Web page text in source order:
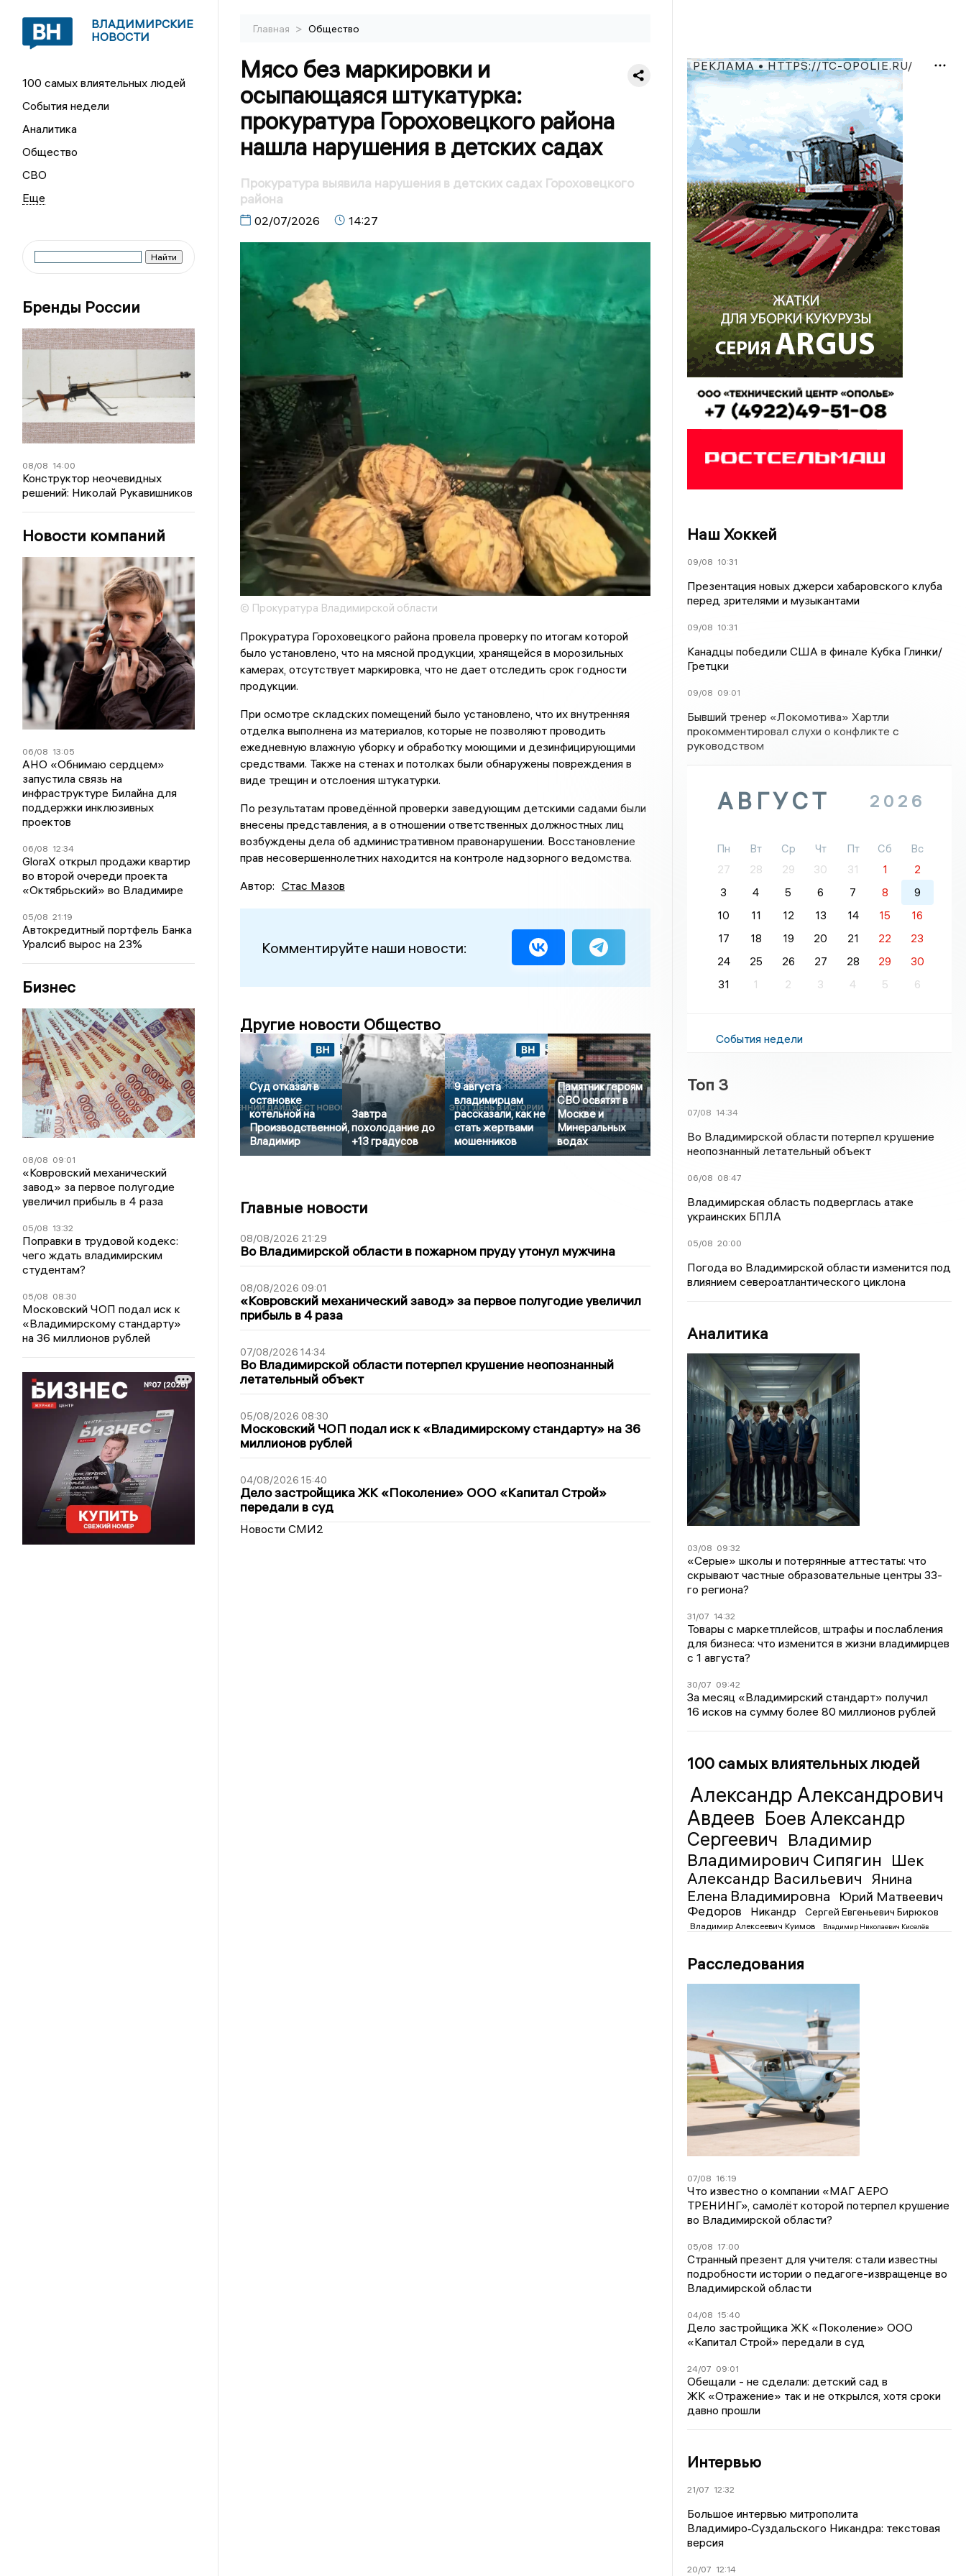
ВЛАДИМИРСКИЕ
НОВОСТИ
100 самых влиятельных людей
События недели
Аналитика
Общество
СВО
Бренды России
08/08 14:00
Конструктор неочевидных
решений: Николай Рукавишников
Новости компаний
06/08 13:05
АНО «Обнимаю сердцем»
запустила связь на
инфраструктуре Билайна для
поддержки инклюзивных
проектов
06/08 12:34
GloraX открыл продажи квартир
во второй очереди проекта
«Октябрьский» во Владимире
05/08 21:19
Автокредитный портфель Банка
Уралсиб вырос на 23%
Бизнес
08/08 09:01
«Ковровский механический
завод» за первое полугодие
увеличил прибыль в 4 раза
05/08 13:32
Поправки в трудовой кодекс:
чего ждать владимирским
студентам?
05/08 08:30
Московский ЧОП подал иск к
«Владимирскому стандарту»
на 36 миллионов рублей
Главная > Общество
Мясо без маркировки и
осыпающаяся штукатурка:
прокуратура Гороховецкого района
нашла нарушения в детских садах
Прокуратура выявила нарушения в детских садах Гороховецкого
района
02/07/2026 14:27
© Прокуратура Владимирской области
Прокуратура Гороховецкого района провела проверку по итогам которой
было установлено, что на мясной продукции, хранящейся в морозильных
камерах, отсутствует маркировка, что не дает отследить срок годности
продукции.
При осмотре складских помещений было установлено, что их внутренняя
отделка выполнена из материалов, которые не позволяют проводить
ежедневную влажную уборку и обработку моющими и дезинфицирующими
средствами. Также на стенах и потолках были обнаружены повреждения в
виде трещин и отслоения штукатурки.
По результатам проведённой проверки заведующим детскими садами были
внесены представления, а в отношении ответственных должностных лиц
возбуждены дела об административном правонарушении. Восстановление
прав несовершеннолетних находится на контроле надзорного ведомства.
Автор: Стас Мазов
Комментируйте наши новости:
Другие новости Общество
Суд отказал в
остановке
котельной на
Производственной,
Владимир
Завтра
похолодание до
+13 градусов
9 августа
владимирцам
рассказали, как не
стать жертвами
мошенников
Памятник героям
СВО освятят в
Москве и
Минеральных
водах
Главные новости
08/08/2026 21:29
Во Владимирской области в пожарном пруду утонул мужчина
08/08/2026 09:01
«Ковровский механический завод» за первое полугодие увеличил
прибыль в 4 раза
07/08/2026 14:34
Во Владимирской области потерпел крушение неопознанный
летательный объект
05/08/2026 08:30
Московский ЧОП подал иск к «Владимирскому стандарту» на 36
миллионов рублей
04/08/2026 15:40
Дело застройщика ЖК «Поколение» ООО «Капитал Строй»
передали в суд
Новости СМИ2
РЕКЛАМА • HTTPS://TC-OPOLIE.RU/
Наш Хоккей
09/08 10:31
Презентация новых джерси хабаровского клуба
перед зрителями и музыкантами
09/08 10:31
Канадцы победили США в финале Кубка Глинки/
Гретцки
09/08 09:01
Бывший тренер «Локомотива» Хартли
прокомментировал слухи о конфликте с
руководством
АВГУСТ 2026
Пн Вт Ср Чт Пт Сб
Вс
27
28 29 30 31 1
2
3
4 5 6 7 8
9
10
11 12 13 14 15
16
17
18 19 20 21 22
23
24
25 26 27 28 29
30
31
1 2 3 4 5 6
События недели
Топ 3
07/08 14:34
Во Владимирской области потерпел крушение
неопознанный летательный объект
06/08 08:47
Владимирская область подверглась атаке
украинских БПЛА
05/08 20:00
Погода во Владимирской области изменится под
влиянием североатлантического циклона
Аналитика
03/08 09:32
«Серые» школы и потерянные аттестаты: что
скрывают частные образовательные центры 33-
го региона?
31/07 14:32
Товары с маркетплейсов, штрафы и послабления
для бизнеса: что изменится в жизни владимирцев
с 1 августа?
30/07 09:42
За месяц «Владимирский стандарт» получил
16 исков на сумму более 80 миллионов рублей
100 самых влиятельных людей
Александр Александрович
Авдеев Боев Александр
Сергеевич Владимир
Владимирович Сипягин Шек
Александр Васильевич
Янина
Елена Владимировна
Юрий Матвеевич
Федоров
Никандр Сергей Евгеньевич Бирюков
Владимир Алексеевич Куимов Владимир Николаевич Киселёв
Расследования
07/08 16:19
Что известно о компании «МАГ АЕРО
ТРЕНИНГ», самолёт которой потерпел крушение
во Владимирской области?
05/08 17:00
Странный презент для учителя: стали известны
подробности истории о педагоге-извращенце во
Владимирской области
04/08 15:40
Дело застройщика ЖК «Поколение» ООО
«Капитал Строй» передали в суд
24/07 09:01
Обещали - не сделали: детский сад в
ЖК «Отражение» так и не открылся, хотя сроки
давно прошли
Интервью
21/07 12:32
Большое интервью митрополита
Владимиро‑Суздальского Никандра: текстовая
версия
20/07 12:14